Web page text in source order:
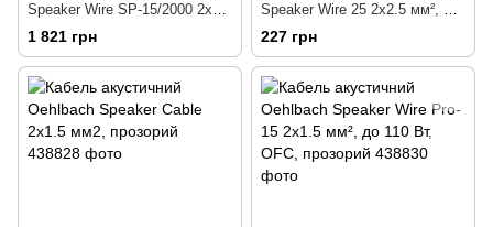
Speaker Wire SP-15/2000 2х1.5
мм², OFC, бухта 20 м
1 821 грн
Speaker Wire 25 2х2.5 мм², до
150/110 Вт, білий
227 грн